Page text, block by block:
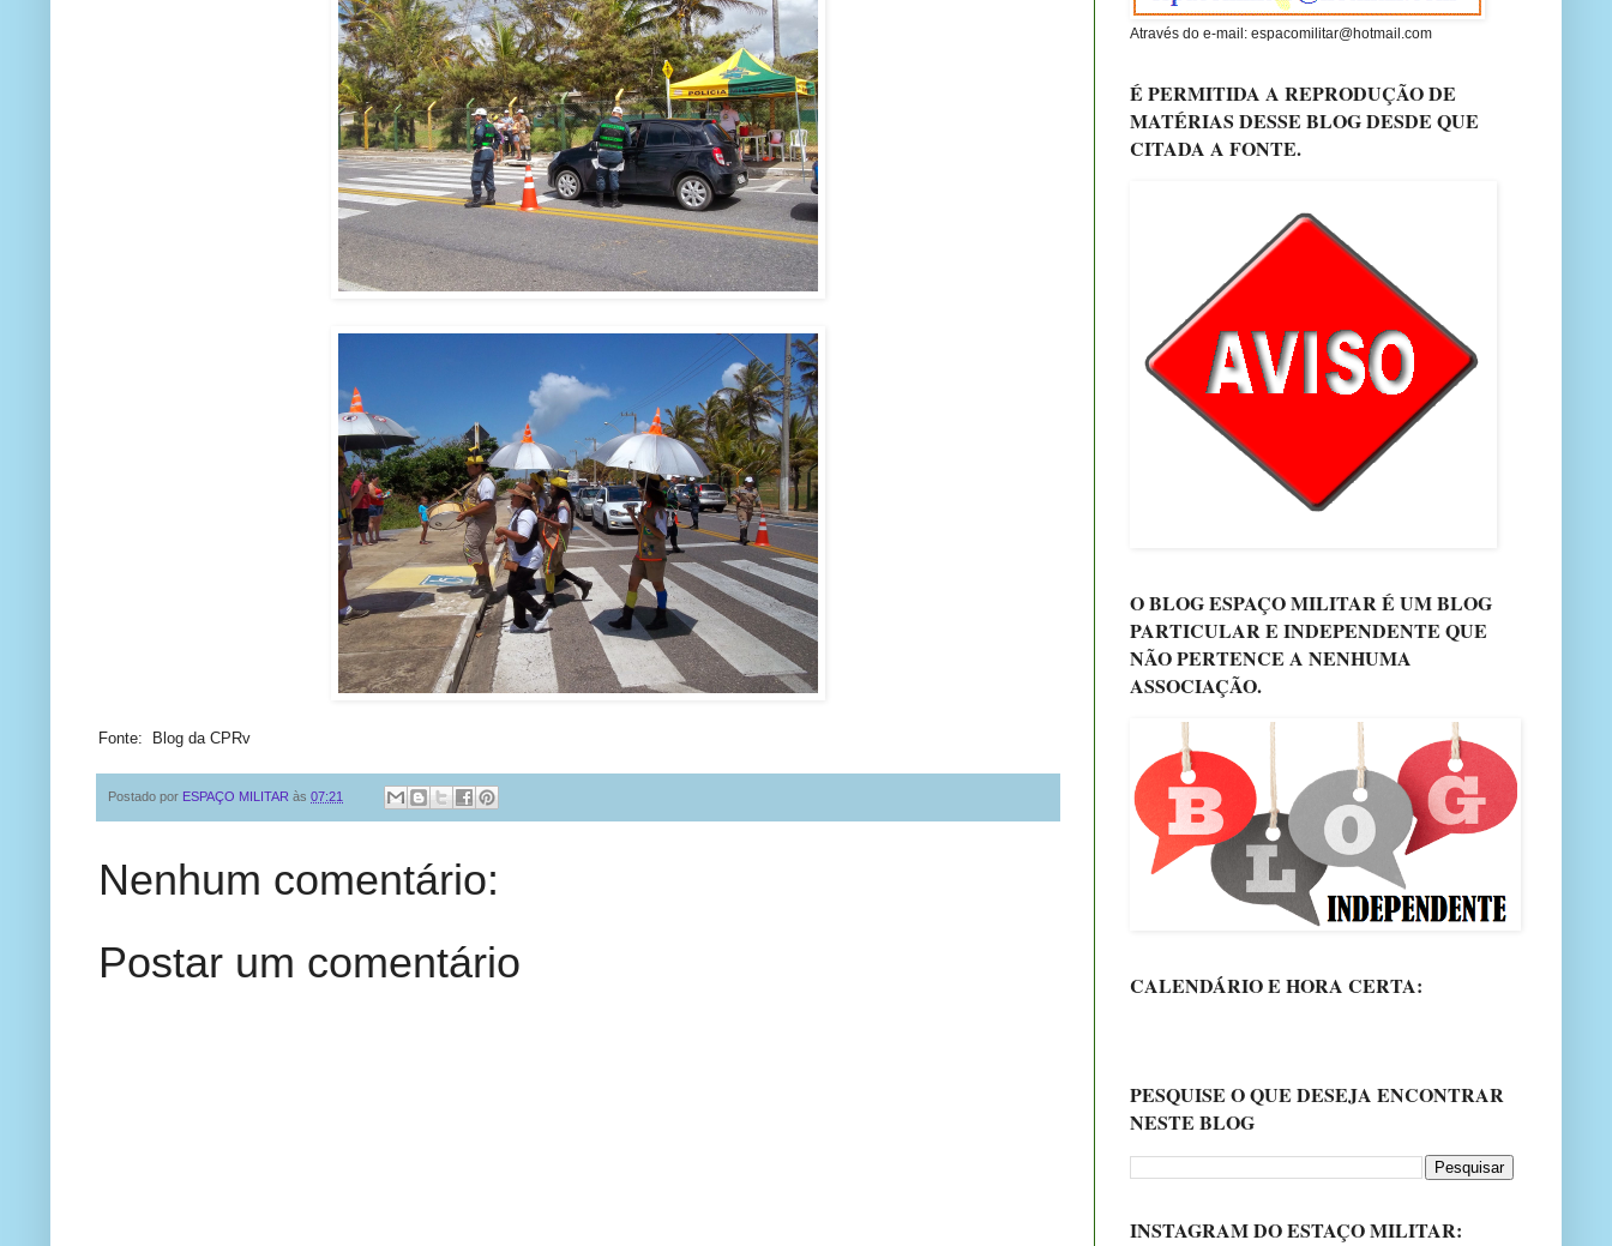
Fonte: Blog da CPRv
Postado por ESPAÇO MILITAR às 07:21
Nenhum comentário:
Postar um comentário
Através do e-mail: espacomilitar@hotmail.com
É PERMITIDA A REPRODUÇÃO DE
MATÉRIAS DESSE BLOG DESDE QUE
CITADA A FONTE.
O BLOG ESPAÇO MILITAR É UM BLOG
PARTICULAR E INDEPENDENTE QUE
NÃO PERTENCE A NENHUMA
ASSOCIAÇÃO.
CALENDÁRIO E HORA CERTA:
PESQUISE O QUE DESEJA ENCONTRAR
NESTE BLOG
INSTAGRAM DO ESTAÇO MILITAR: